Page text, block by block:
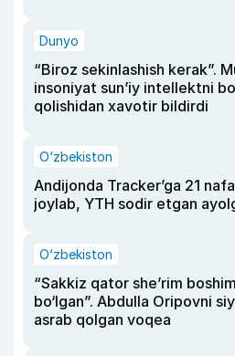
Dunyo
“Biroz sekinlashish kerak”.
insoniyat sun’iy intellektni
qolishidan xavotir bildirdi
O‘zbekiston
Andijonda Tracker’ga 21
joylab, YTH sodir etgan
O‘zbekiston
“Sakkiz qator she’rim
bo‘lgan”. Abdulla Oripovni
asrab qolgan voqea